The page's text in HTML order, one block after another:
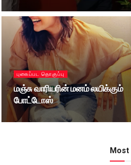
புகைப்பட தொகுப்பு
மஞ்சு வாரியரின் மனம் லயிக்கும்
போட்டோஸ்
Most